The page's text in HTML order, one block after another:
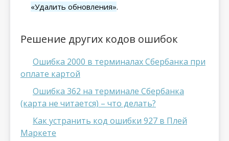
«Удалить обновления».
Решение других кодов ошибок
Ошибка 2000 в терминалах Сбербанка при
оплате картой
Ошибка 362 на терминале Сбербанка
(карта не читается) – что делать?
Как устранить код ошибки 927 в Плей
Маркете